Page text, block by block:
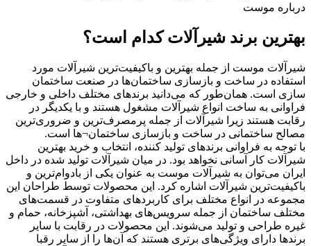
درباره موست
بهترین برند شیرآلات کدام است؟
شیرآلات موست از جمله بهترین و باکیفیت‌ترین شیرآلات مورد
استفاده در ساخت و بازسازی ساختمان‌ها در صنعت ساختمان
سازی است. همان‌طور که می‌دانید برندهای مختلف داخلی و خارجی
فراوانی به ساخت انواع شیرآلات مشغول هستند و با یکدیگر در
رقابت هستند زیرا شیرآلات از جمله پرمصرف‌ترین و ضروری‌ترین
مصالح ساختمانی در ساخت و بازسازی ساختمان¬ها است.
با توجه به فراوانی برندهای تولید کننده، انتخاب و خرید بهترین
شیرآلات کار آسانی نخواهد بود. در میان شیرآلات تولید شده در داخل
ایران می‌توان به شیرآلات موست به عنوان یکی از بادوام‌ترین و
باکیفیت‌ترین شیرآلات اشاره کرد. این محصولات توسط طراحان این
مجموعه در انواع مختلف برای کاربردهای متفاوت در قسمت‌های
مختلف ساختمان از جمله سرویس‌های بهداشتی، آشپزخانه، حمام و
غیره طراحی و تولید می‌شوند. این محصولات در رقابت با سایر
برندها دارای ویژگی‌های برتری هستند که آن‌ها را از سایر رقبا